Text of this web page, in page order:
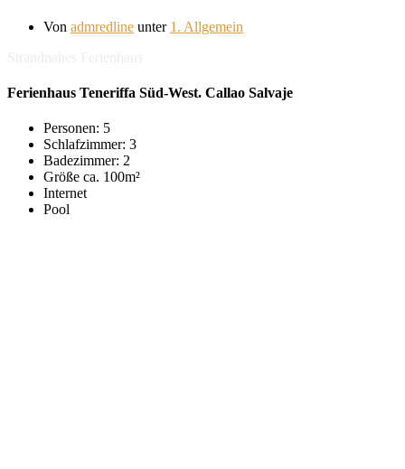
Von admredline unter 1. Allgemein
Ferienhaus Teneriffa Süd-West. Callao Salvaje
Personen: 5
Schlafzimmer: 3
Badezimmer: 2
Größe ca. 100m²
Internet
Pool